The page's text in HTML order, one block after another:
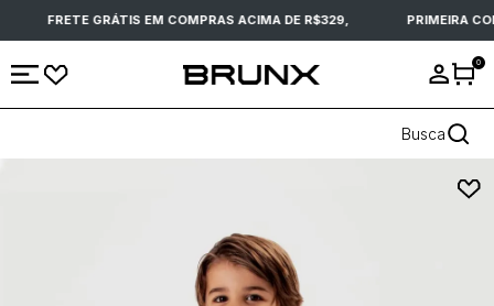
FRETE GRÁTIS EM COMPRAS ACIMA DE R$329, PRIMEIRA
0
Busca